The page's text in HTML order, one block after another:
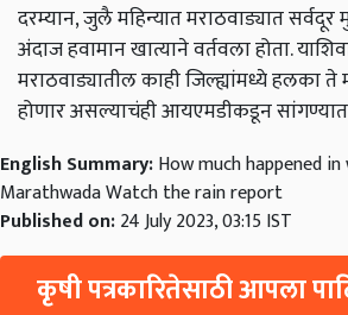
दरम्यान, जुलै महिन्यात मराठवाड्यात
अंदाज हवामान खात्याने वर्तवला होता.
मराठवाड्यातील काही जिल्ह्यांमध्ये हलका
होणार असल्याचंही आयएमडीकडून
English Summary:How much happened
Marathwada Watch the rain report
Published on:24 July 2023, 03:15 IST
कृषी पत्रकारितेसाठी आपला